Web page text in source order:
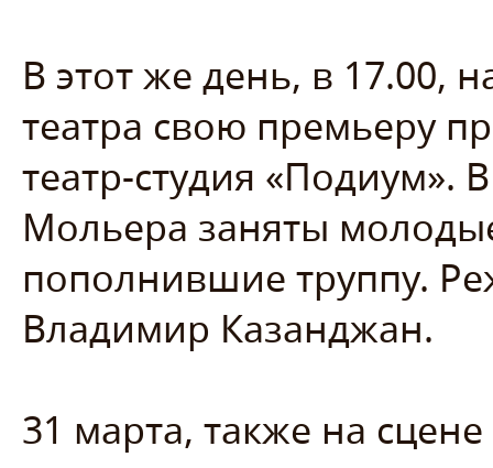
В этот же день, в 17.00,
театра свою премьеру
театр-студия «Подиум».
Мольера заняты
пополнившие труппу.
Владимир Казанджан.
31 марта, также на